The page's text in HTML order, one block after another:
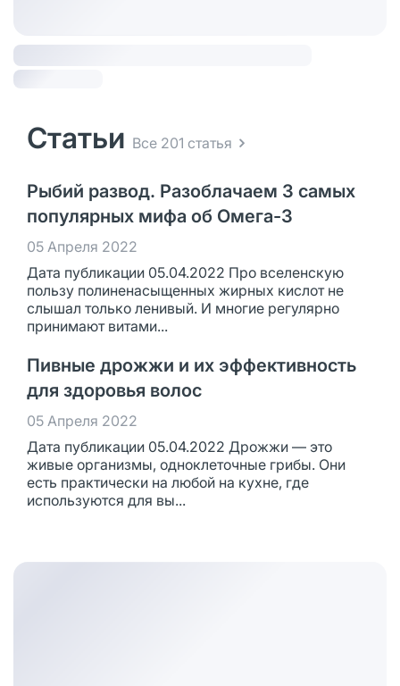
Статьи Все 201 статья
Рыбий развод. Разоблачаем 3 самых
популярных мифа об Омега-3
05 Апреля 2022
Дата публикации 05.04.2022 Про вселенскую
пользу полиненасыщенных жирных кислот не
слышал только ленивый. И многие регулярно
принимают витами...
Пивные дрожжи и их эффективность
для здоровья волос
05 Апреля 2022
Дата публикации 05.04.2022 Дрожжи — это
живые организмы, одноклеточные грибы. Они
есть практически на любой на кухне, где
используются для вы...